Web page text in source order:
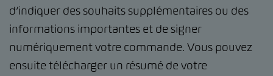
d’indiquer des souhaits supplémentaires ou des
informations importantes et de signer
numériquement votre commande. Vous pouvez
ensuite télécharger un résumé de votre